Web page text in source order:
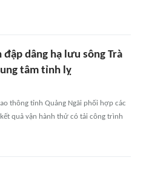
dâng hạ lưu sông Trà
tâm tỉnh lỵ
thông tỉnh Quảng Ngãi phối hợp các
quả vận hành thử có tải công trình